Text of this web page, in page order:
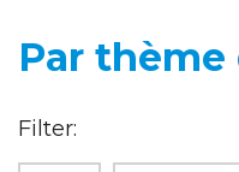
Par thème
Filter: